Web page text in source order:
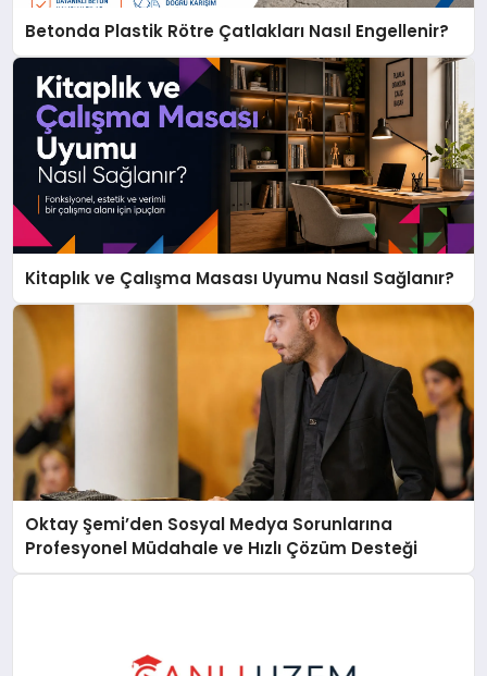
Betonda Plastik Rötre Çatlakları Nasıl Engellenir?
Kitaplık ve Çalışma Masası Uyumu Nasıl Sağlanır?
Oktay Şemi’den Sosyal Medya Sorunlarına
Profesyonel Müdahale ve Hızlı Çözüm Desteği